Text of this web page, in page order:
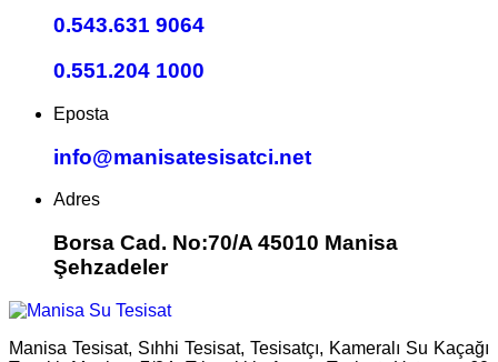
0.543.631 9064
0.551.204 1000
Eposta
info@manisatesisatci.net
Adres
Borsa Cad. No:70/A 45010 Manisa
Şehzadeler
Manisa Tesisat, Sıhhi Tesisat, Tesisatçı, Kameralı Su Kaçağı